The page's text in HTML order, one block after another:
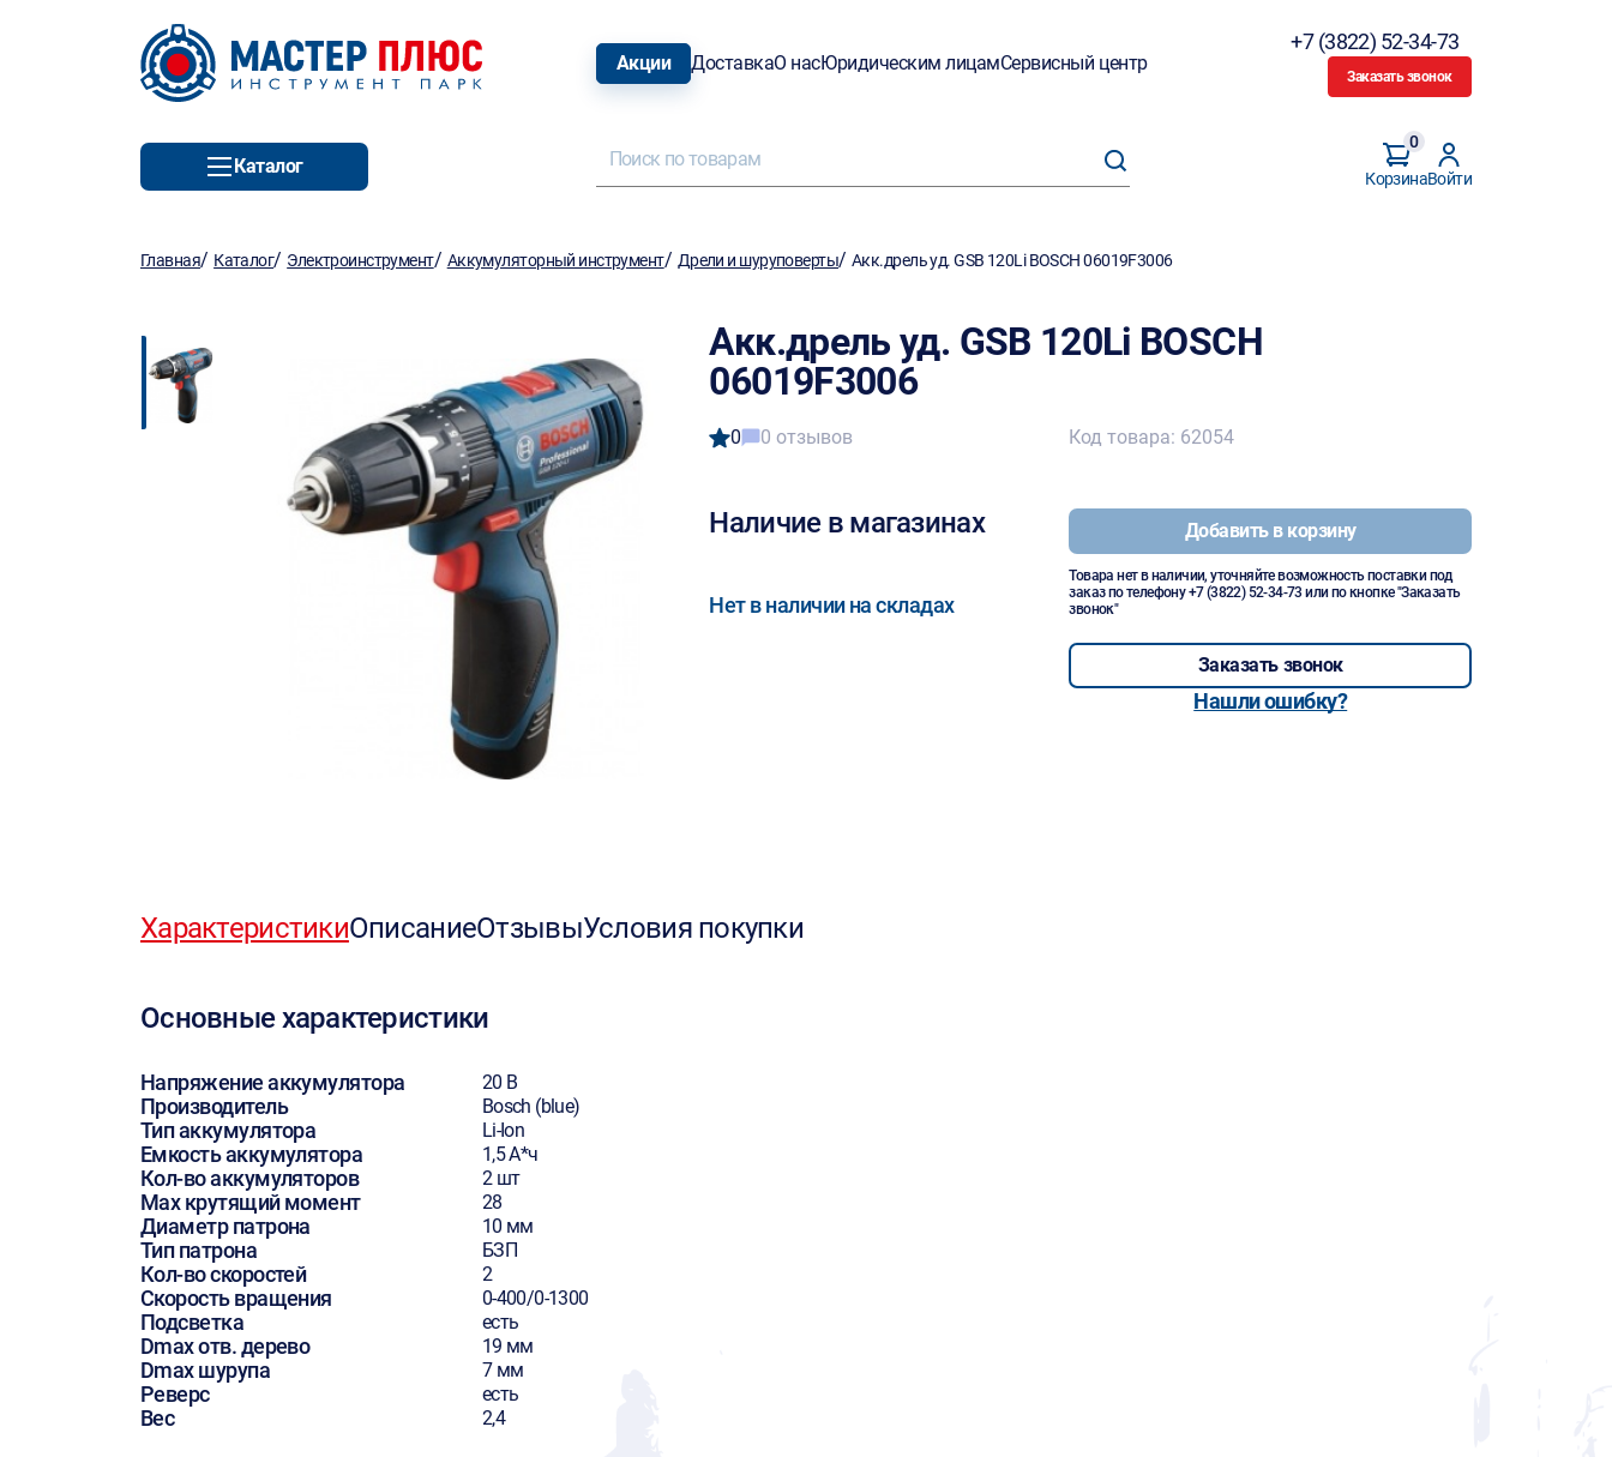
Акции ДоставкаО насЮридическим лицамСервисный центр
+7 (3822) 52-34-73
Заказать звонок
Каталог
Корзина
0
Войти
Главная/ Каталог/ Электроинструмент/ Аккумуляторный инструмент/ Дрели и шуруповерты/Акк.дрель уд. GSB 120Li BOSCH 06019F3006
Акк.дрель уд. GSB 120Li BOSCH
06019F3006
0 0 отзывов
Наличие в магазинах
Нет в наличии на складах
Код товара: 62054
Добавить в корзину
Товара нет в наличии, уточняйте возможность поставки под
заказ по телефону+7 (3822) 52-34-73 или по кнопке "Заказать
звонок"
Заказать звонок
Нашли ошибку?
ХарактеристикиОписаниеОтзывыУсловия покупки
Основные характеристики
Напряжение аккумулятора 20 В
Производитель Bosch (blue)
Тип аккумулятора Li-Ion
Емкость аккумулятора 1,5 А*ч
Кол-во аккумуляторов 2 шт
Max крутящий момент 28
Диаметр патрона 10 мм
Тип патрона БЗП
Кол-во скоростей 2
Скорость вращения 0-400/0-1300
Подсветка есть
Dmax отв. дерево 19 мм
Dmax шурупа 7 мм
Реверс есть
Вес 2,4